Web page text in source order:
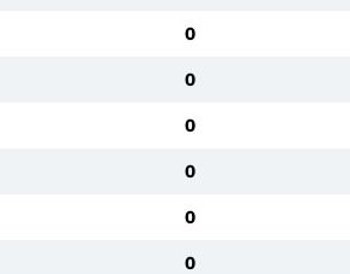
0
0
0
0
0
0